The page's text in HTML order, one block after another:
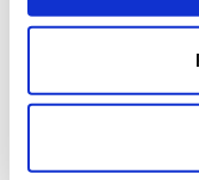
QUELS
Si ces
droit à de
même pouvant
une opération